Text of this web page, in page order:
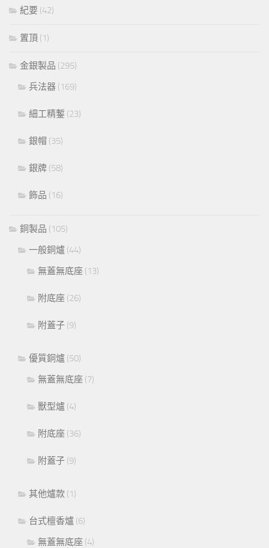
紀要 (42)
置頂 (1)
金銀製品 (295)
兵法器 (169)
細工精鏨 (23)
銀帽 (35)
銀牌 (58)
飾品 (16)
銅製品 (105)
一般銅爐 (44)
無蓋無底座 (13)
附底座 (26)
附蓋子 (9)
優質銅爐 (50)
無蓋無底座 (7)
獸型爐 (4)
附底座 (36)
附蓋子 (9)
其他爐款 (1)
台式檀香爐 (6)
無蓋無底座 (4)